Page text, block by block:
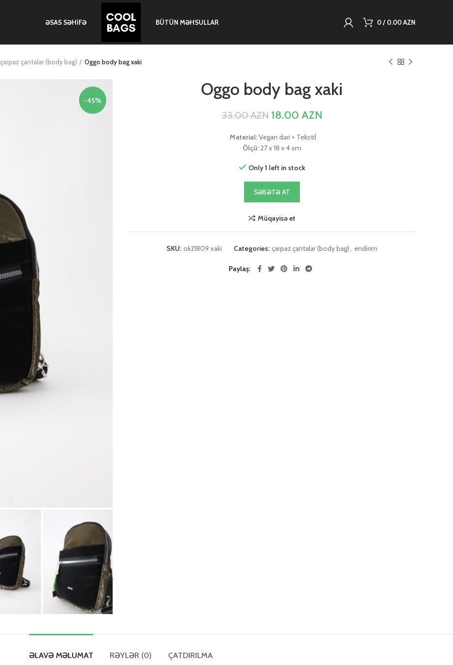
ƏSAS SƏHIFƏ BÜTÜN MƏHSULLAR 0/ 0.00AZN
çarpaz çantalar (body bag) Oggo body bag xaki
-45%
Oggo body bag xaki
33.00AZN 18.00 AZN
Material:Vegan dəri + Tekstil
Ölçü:27 x 18 x 4 sm
Only 1 left in stock
SƏBƏTƏ AT
Müqayisə et
SKU: ok21809 xaki Categories: çarpaz çantalar (body bag), endirim
Paylaş
ƏLAVƏ MƏLUMAT RƏYLƏR (0) ÇATDIRILMA